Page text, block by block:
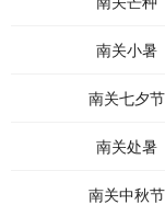
南关小暑
南关七夕节
南关处暑
南关中秋节